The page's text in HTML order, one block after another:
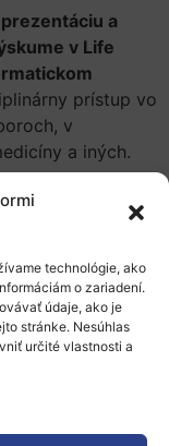
technológie, ako
o zariadení.
údaje, ako je
stránke. Nesúhlas
určité vlastnosti a
a
v Life
prístup vo
v
a iných.
sekcia
sa návrhy
in Life
TIP – UPJŠ –
of the Pavol